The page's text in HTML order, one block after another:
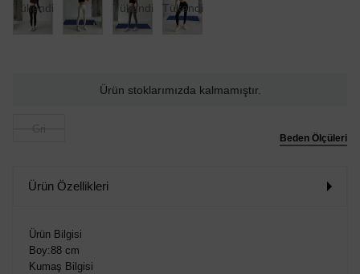
Tükendi Tükendi Tükendi
Ürün stoklarımızda kalmamıştır.
Beden Ölçüleri
Ürün Özellikleri
Ürün Bilgisi
Boy:88 cm
Kumaş Bilgisi